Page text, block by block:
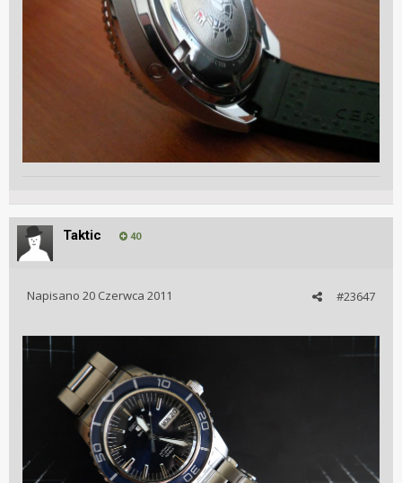
Taktic 40
#23647
Napisano 20 Czerwca 2011